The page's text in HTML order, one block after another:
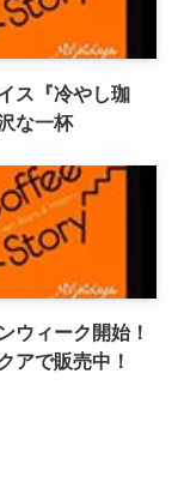
ス『冷やし珈
な一杯
ウィーク開始！
アで販売中！